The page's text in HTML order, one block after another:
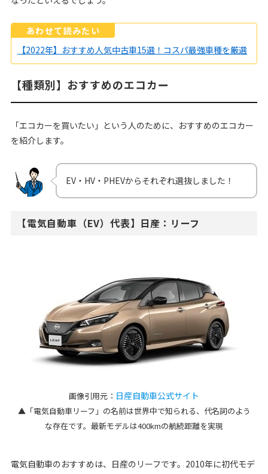
あわせて読みたい
【2022年】おすすめ人気中古車15選！コスパ最強車種を厳選
【種類別】おすすめのエコカー
「エコカーを買いたい」という人のために、おすすめのエコカー
を紹介します。
EV・HV・PHEVからそれぞれ選抜しました！
【電気自動車（EV）代表】日産：リーフ
画像引用元： 日産自動車公式サイト
▲「電気自動車リーフ」の名前は世界中で知られる、代名詞のよう
な存在です。最新モデルは400kmの航続距離を実現
電気自動車のおすすめは、日産のリーフです。2010年に初代モデ